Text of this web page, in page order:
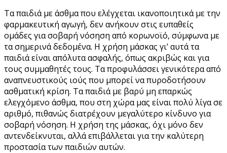
Τα παιδιά με άσθμα που ελέγχεται ικανοποιητικά με την
φαρμακευτική αγωγή, δεν ανήκουν στις ευπαθείς
ομάδες για σοβαρή νόσηση από κορωνοϊό, σύμφωνα με
τα σημερινά δεδομένα. Η χρήση μάσκας γι’ αυτά τα
παιδιά είναι απόλυτα ασφαλής, όπως ακριβώς και για
τους συμμαθητές τους. Τα προφυλάσσει γενικότερα από
αναπνευστικούς ιούς που μπορεί να πυροδοτήσουν
ασθματική κρίση. Τα παιδιά με βαρύ μη επαρκώς
ελεγχόμενο άσθμα, που στη χώρα μας είναι πολύ λίγα σε
αριθμό, πιθανώς διατρέχουν μεγαλύτερο κίνδυνο για
σοβαρή νόσηση. Η χρήση της μάσκας, όχι μόνο δεν
αντενδείκνυται, αλλά επιβάλλεται για την καλύτερη
προστασία των παιδιών αυτών.